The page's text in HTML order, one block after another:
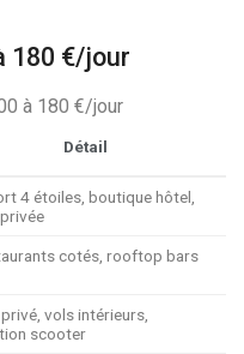
180 €/jour
à 180 €/jour
Détail
4 étoiles, boutique hôtel,
cotés, rooftop bars
vols intérieurs,
scooter